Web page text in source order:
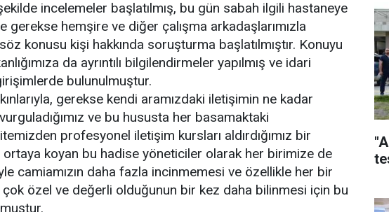
incelemeler başlatılmış, bu gün sabah ilgili hastaneye
gerekse hemşire ve diğer çalışma arkadaşlarımızla
konusu kişi hakkında soruşturma başlatılmıştır. Konuyu
da ayrıntılı bilgilendirmeler yapılmış ve idari
bulunulmuştur.
gerekse kendi aramızdaki iletişimin ne kadar
ve bu hususta her basamaktaki
profesyonel iletişim kursları aldırdığımız bir
koyan bu hadise yöneticiler olarak her birimize de
camiamızın daha fazla incinmemesi ve özellikle her bir
çok özel ve değerli olduğunun bir kez daha bilinmesi için bu